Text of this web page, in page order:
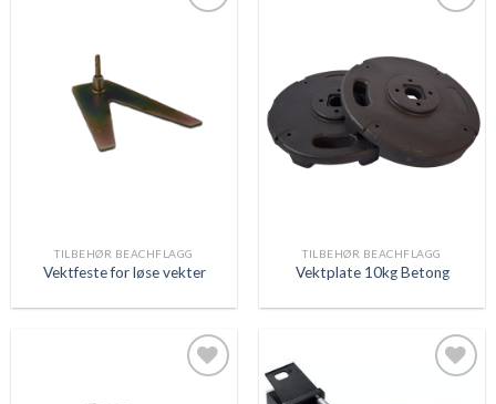
TILBEHØR BEACHFLAGG
Vektfeste for løse vekter
til
ønskeliste
TILBEHØR BEACHFLAGG
Vektplate 10kg Betong